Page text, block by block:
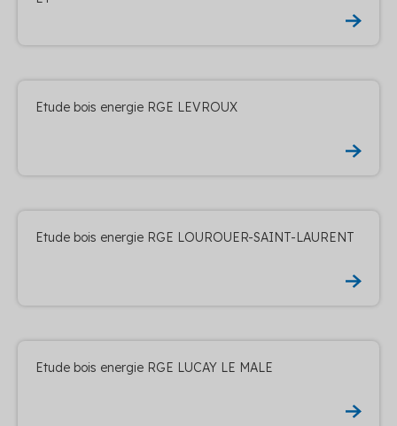
Etude bois energie RGE LEVROUX
Etude bois energie RGE LOUROUER-SAINT-LAURENT
Etude bois energie RGE LUCAY LE MALE